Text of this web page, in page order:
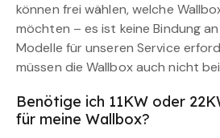
können frei wählen, welche
möchten – es ist keine Bindung
Modelle für unseren Service
müssen die Wallbox auch nicht
Benötige ich 11KW oder
für meine Wallbox?